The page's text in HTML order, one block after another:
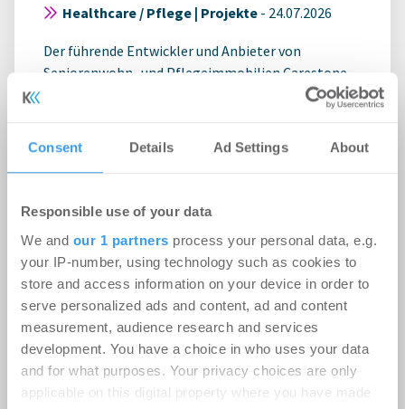
Consent Details Ad Settings About
Responsible use of your data
We and our 1 partners process your personal data, e.g.
your IP-number, using technology such as cookies to
store and access information on your device in order to
serve personalized ads and content, ad and content
measurement, audience research and services
development. You have a choice in who uses your data
and for what purposes. Your privacy choices are only
applicable on this digital property where you have made
Healthcare / Pflege | Projekte - 24.07.2026
Der führende Entwickler und Anbieter von
Seniorenwohn- und Pflegeimmobilien Carestone
hat sein neu errichtetes Pflegezentrum in der ...
Aus Bürofläche wird Kita: aktives